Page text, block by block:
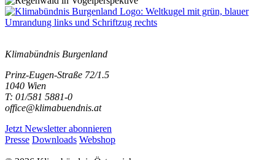
Klimabündnis Burgenland
Prinz-Eugen-Straße 72/1.5
1040 Wien
T: 01/581 5881-0
office@klimabuendnis.at
Jetzt Newsletter abonnieren
Presse Downloads Webshop